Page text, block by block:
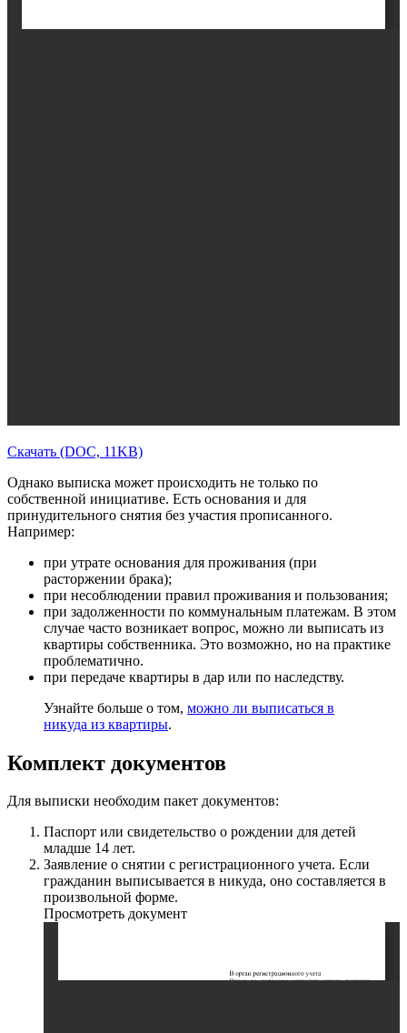
Скачать (DOC, 11KB)
Однако выписка может происходить не только по
собственной инициативе. Есть основания и для
принудительного снятия без участия прописанного.
Например:
при утрате основания для проживания (при
расторжении брака);
при несоблюдении правил проживания и пользования;
при задолженности по коммунальным платежам. В этом
случае часто возникает вопрос, можно ли выписать из
квартиры собственника. Это возможно, но на практике
проблематично.
при передаче квартиры в дар или по наследству.
Узнайте больше о том, можно ли выписаться в
никуда из квартиры.
Комплект документов
Для выписки необходим пакет документов:
Паспорт или свидетельство о рождении для детей
младше 14 лет.
Заявление о снятии с регистрационного учета. Если
гражданин выписывается в никуда, оно составляется в
произвольной форме.
Просмотреть документ